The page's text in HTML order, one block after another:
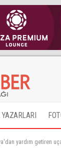
YAZARLARI
yardım getiren